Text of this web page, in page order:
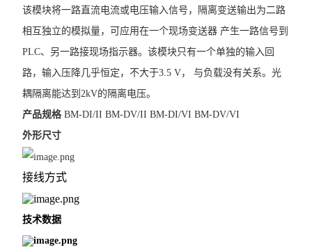
该模块将一路直流电流或电压输入信号，隔离变送输出为二路
相互独立的模拟量，可应用在一个现场变送器 产生一路信号到
PLC、另一路接现场指示器。该模块只有一个单独的输入回
路，输入压降几乎恒定，不大于3.5 V， 与负载没有关系。光
耦隔离能达到2kV的隔离电压。
产品规格BM-DI/II BM-DV/II BM-DI/VI BM-DV/VI
外形尺寸
接线方式
技术数据